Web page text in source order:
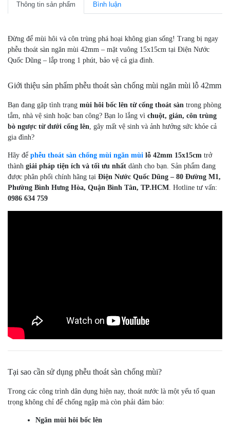
Thông tin sản phẩm Bình luận
Đừng để mùi hôi và côn trùng phá hoại không gian sống! Trang bị ngay
phễu thoát sàn ngăn mùi 42mm – mặt vuông 15x15cm tại Điện Nước
Quốc Dũng – lắp trong 1 phút, bảo vệ cả gia đình.
Giới thiệu sản phẩm phễu thoát sàn chống mùi ngăn mùi lỗ 42mm
Bạn đang gặp tình trạng mùi hôi bốc lên từ cống thoát sàn trong phòng
tắm, nhà vệ sinh hoặc ban công? Bạn lo lắng vì chuột, gián, côn trùng
bò ngược từ dưới cống lên, gây mất vệ sinh và ảnh hưởng sức khỏe cả
gia đình?
Hãy để phễu thoát sàn chống mùi ngăn mùi lỗ 42mm 15x15cm trở
thành giải pháp tiện ích và tối ưu nhất dành cho bạn. Sản phẩm đang
được phân phối chính hãng tại Điện Nước Quốc Dũng – 80 Đường M1,
Phường Bình Hưng Hòa, Quận Bình Tân, TP.HCM. Hotline tư vấn:
0986 634 759
Tại sao cần sử dụng phễu thoát sàn chống mùi?
Trong các công trình dân dụng hiện nay, thoát nước là một yếu tố quan
trọng không chỉ để chống ngập mà còn phải đảm bảo:
Ngăn mùi hôi bốc lên